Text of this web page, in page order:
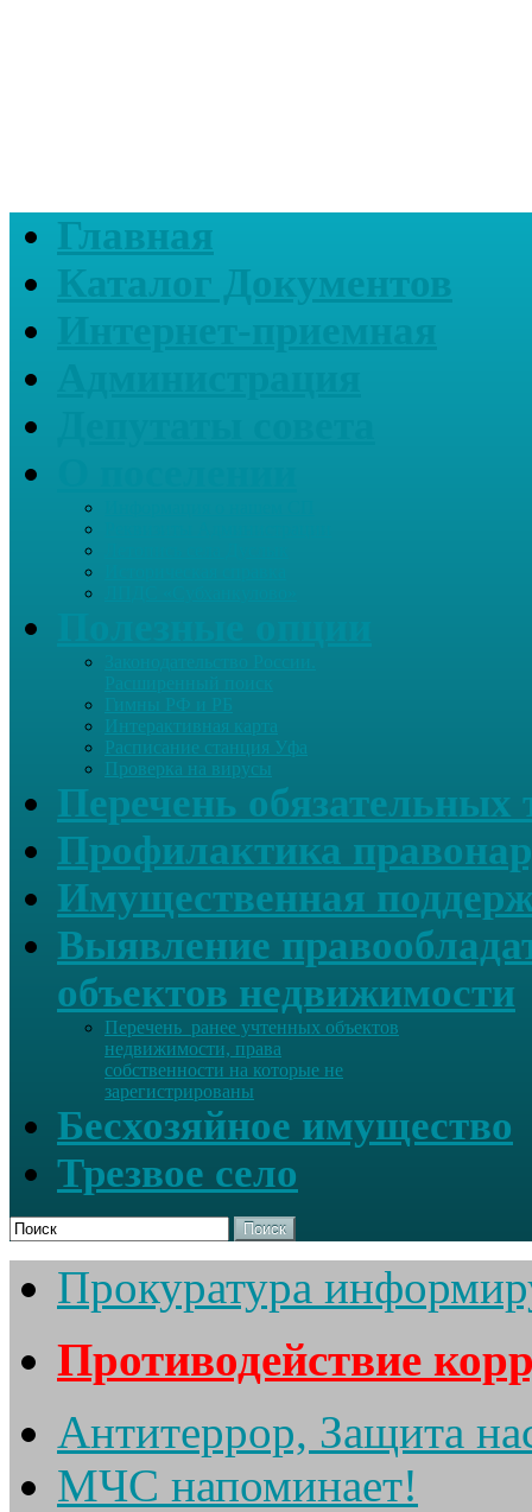
Главная
Каталог Документов
Интерактивная карта
Расписание станция Уфа
Проверка на вирусы
Перечень обязательных
Профилактика
Имущественная
Выявление
объектов недвижимости
Перечень ранее учтенных объектов
недвижимости, права
собственности на которые не
зарегистрированы
Бесхозяйное имущество
Трезвое село
Поиск
Прокуратура
Противодействие
Антитеррор, Защита
МЧС напоминает!